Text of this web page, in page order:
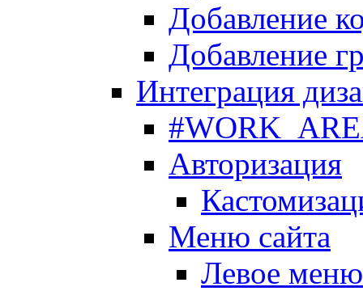
Добавление
Добавление
Интеграция
Авторизация
Меню сайта
Левое меню